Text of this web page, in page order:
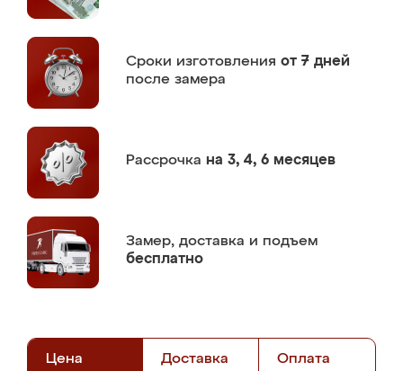
Сроки изготовления от 7 дней
после замера
Рассрочка на 3, 4, 6 месяцев
Замер, доставка и подъем
бесплатно
Цена Доставка Оплата